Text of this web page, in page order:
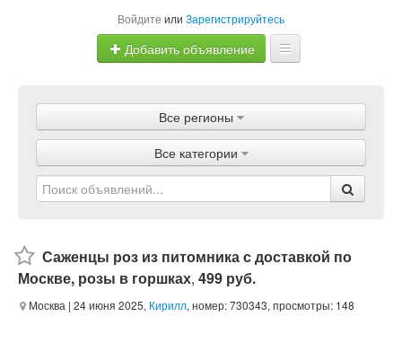
Войдите или Зарегистрируйтесь
Добавить объявление
Объявления
Магазины
Услуги
Все регионы
Все категории
Саженцы роз из питомника с доставкой по
Москве, розы в горшках, 499 руб.
Москва | 24 июня 2025, Кирилл, номер: 730343, просмотры: 148